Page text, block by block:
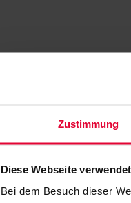
Zustimmung
Diese Webseite
Bei dem Besuch dieser